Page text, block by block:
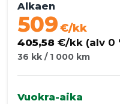
Alkaen
509€/kk
405,58 €/kk (alv 0
36 kk / 1 000 km
Vuokra-aika